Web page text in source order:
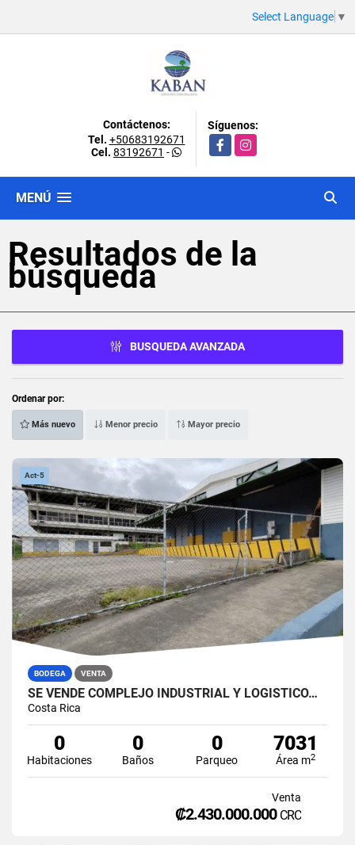
Select Language ▼
Contáctenos:
Tel. +50683192671
Cel. 83192671 -
Síguenos:
FacebookInstagram
MENÚ
Resultados de la
búsqueda
BUSQUEDA AVANZADA
Ordenar por:
Más nuevo Menor precio Mayor precio
Act-5
BODEGA VENTA
SE VENDE COMPLEJO INDUSTRIAL Y LOGÍSTICO…
Costa Rica
0
Habitaciones
0
Baños
0
Parqueo
7031
Área m2
Venta
₡2.430.000.000 CRC